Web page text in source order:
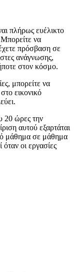
πλήρως ευέλικτο
να
πρόσβαση σε
ανάγνωσης,
στον κόσμο.
μπορείτε να
εικονικό
20 ώρες την
αυτού εξαρτάται
μάθημα σε μάθημα
όταν οι εργασίες